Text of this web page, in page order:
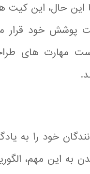
این حال، این کیت
پوشش خود قرار می
مهارت های
خود را به
به این مهم،